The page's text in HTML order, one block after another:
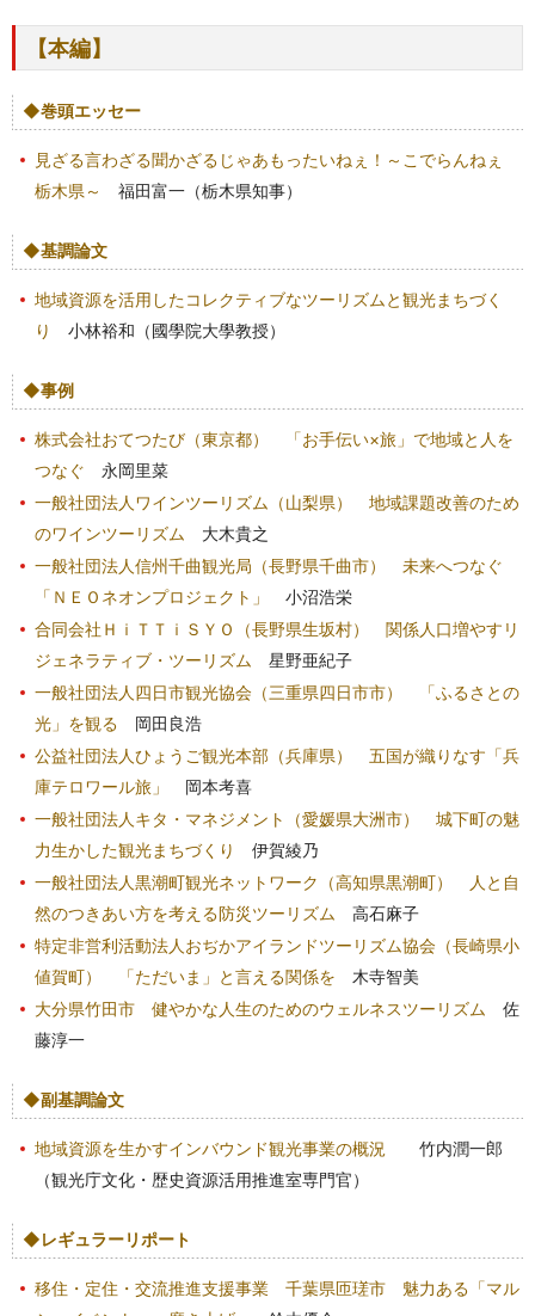
【本編】
◆巻頭エッセー
見ざる言わざる聞かざるじゃあもったいねぇ！～こでらんねぇ
栃木県～
福田富一（栃木県知事）
◆基調論文
地域資源を活用したコレクティブなツーリズムと観光まちづく
り
小林裕和（國學院大學教授）
◆事例
株式会社おてつたび（東京都）
「お手伝い×旅」で地域と人を
つなぐ 永岡里菜
一般社団法人ワインツーリズム（山梨県）
地域課題改善のため
のワインツーリズム 大木貴之
一般社団法人信州千曲観光局（長野県千曲市）
未来へつなぐ
「ＮＥＯネオンプロジェクト」
小沼浩栄
合同会社ＨｉＴＴｉＳＹＯ（長野県生坂村）
関係人口増やすリ
ジェネラティブ・ツーリズム 星野亜紀子
一般社団法人四日市観光協会（三重県四日市市）
「ふるさとの
光」を観る 岡田良浩
公益社団法人ひょうご観光本部（兵庫県）
五国が織りなす「兵
庫テロワール旅」
岡本考喜
一般社団法人キタ・マネジメント（愛媛県大洲市）
城下町の魅
力生かした観光まちづくり
伊賀綾乃
一般社団法人黒潮町観光ネットワーク（高知県黒潮町）
人と自
然のつきあい方を考える防災ツーリズム 高石麻子
特定非営利活動法人おぢかアイランドツーリズム協会（長崎県小
値賀町）
「ただいま」と言える関係を 木寺智美
大分県竹田市 健やかな人生のためのウェルネスツーリズム 佐
藤淳一
◆副基調論文
地域資源を生かすインバウンド観光事業の概況
竹内潤一郎
（観光庁文化・歴史資源活用推進室専門官）
◆レギュラーリポート
移住・定住・交流推進支援事業 千葉県匝瑳市 魅力ある「マル